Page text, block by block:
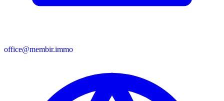
office@membir.immo